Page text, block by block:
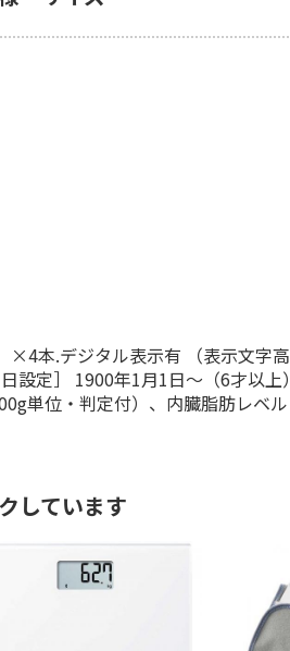
本.デジタル表示有 （表示文字
設定］ 1900年1月1日〜（6才以
単位・判定付）、内臓脂肪レベ
しています